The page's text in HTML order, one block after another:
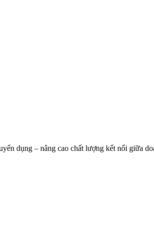
dụng – nâng cao chất lượng kết nối giữa